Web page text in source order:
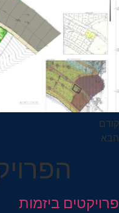
קודם
הבא
פרויקטים ביזמות